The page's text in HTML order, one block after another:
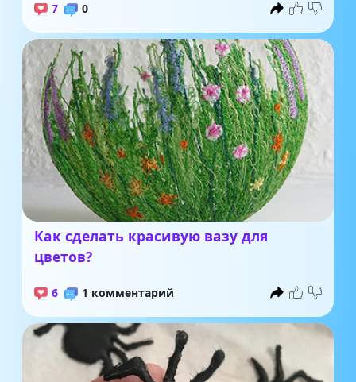
7 0
Как сделать красивую вазу для
цветов?
6 1 комментарий